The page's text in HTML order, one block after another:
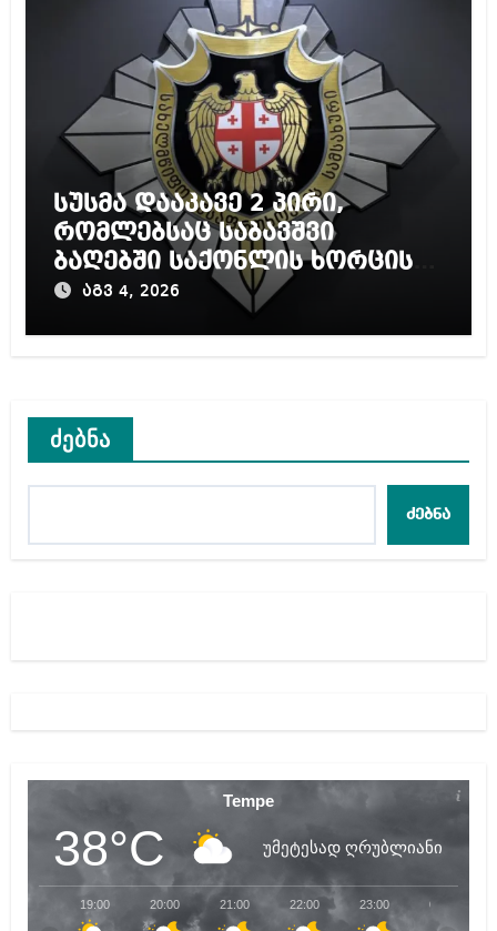
სუსმა დააკავე 2 პირი,
რომლებსაც საბავშვი
ბაღებში საქონლის ხორცის
ნაცვლად ცხენის ხორცი
აგვ 4, 2026
ძებნა
ძებნა
Tempe
38°C უმეტესად ღრუბლიანი
19:00 20:00 21:00 22:00 23:00 00:00